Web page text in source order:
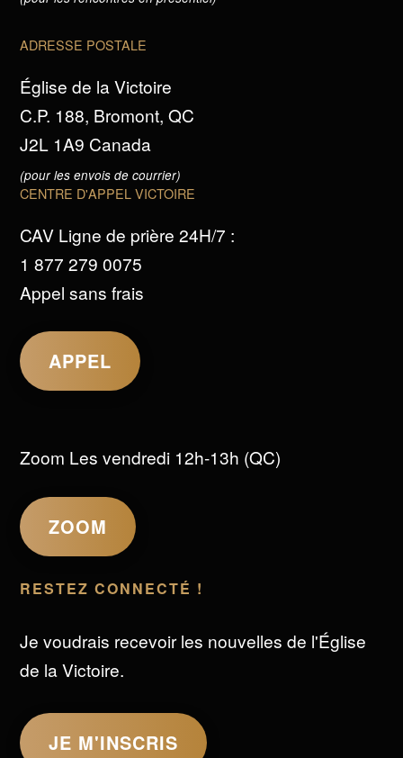
ADRESSE POSTALE
Église de la Victoire
C.P. 188, Bromont, QC
J2L 1A9 Canada
(pour les envois de courrier)
CENTRE D'APPEL VICTOIRE
CAV Ligne de prière 24H/7 :
1 877 279 0075
Appel sans frais
APPEL
Zoom Les vendredi 12h-13h (QC)
ZOOM
RESTEZ CONNECTÉ !
Je voudrais recevoir les nouvelles de l'Église
de la Victoire.
JE M'INSCRIS